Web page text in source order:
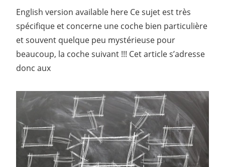
English version available here Ce sujet est très
spécifique et concerne une coche bien particulière
et souvent quelque peu mystérieuse pour
beaucoup, la coche suivant !!! Cet article s’adresse
donc aux